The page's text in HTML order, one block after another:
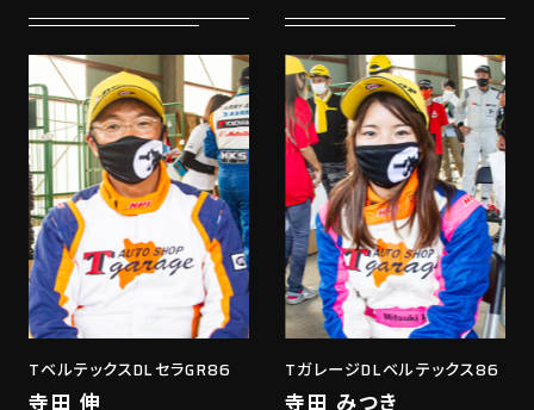
TベルテックスDLセラGR86
寺田 伸
TガレージDLベルテックス86
寺田 みつき